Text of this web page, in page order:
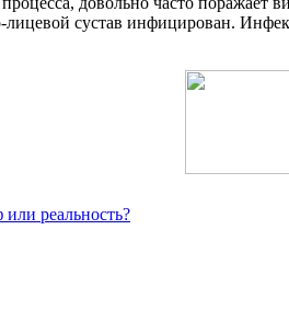
лицевой сустав инфицирован.
реальность?